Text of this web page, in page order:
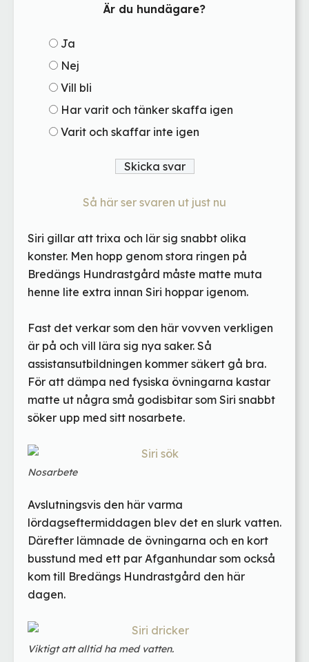
Är du hundägare?
Ja
Nej
Vill bli
Har varit och tänker skaffa igen
Varit och skaffar inte igen
Så här ser svaren ut just nu
Siri gillar att trixa och lär sig snabbt olika
konster. Men hopp genom stora ringen på
Bredängs Hundrastgård måste matte muta
henne lite extra innan Siri hoppar igenom.
Fast det verkar som den här vovven verkligen
är på och vill lära sig nya saker. Så
assistansutbildningen kommer säkert gå bra.
För att dämpa ned fysiska övningarna kastar
matte ut några små godisbitar som Siri snabbt
söker upp med sitt nosarbete.
Nosarbete
Avslutningsvis den här varma
lördagseftermiddagen blev det en slurk vatten.
Därefter lämnade de övningarna och en kort
busstund med ett par Afganhundar som också
kom till Bredängs Hundrastgård den här
dagen.
Viktigt att alltid ha med vatten.